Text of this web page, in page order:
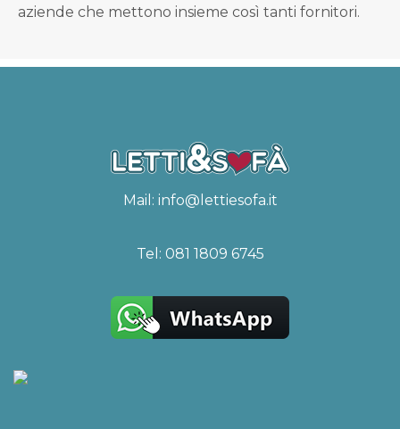
aziende che mettono insieme così tanti fornitori.
Mail: info@lettiesofa.it
Tel: 081 1809 6745